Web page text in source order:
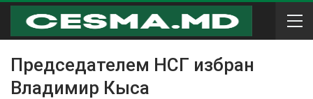
Председателем НСГ избран
Владимир Кыса